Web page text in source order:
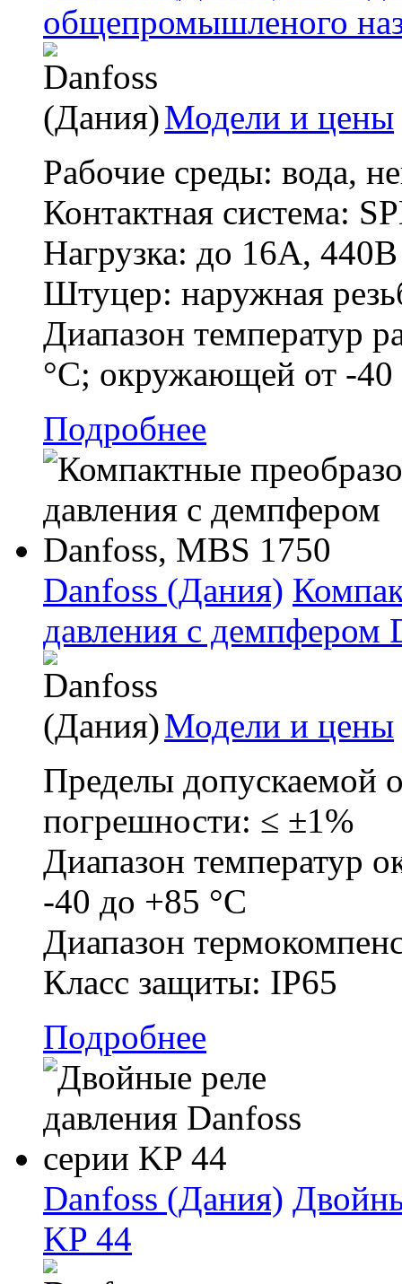
общепромышленого
Модели и цены
Рабочие среды: вода,
Контактная система:
Нагрузка: до 16А,
Штуцер: наружная
Диапазон температур
°C; окружающей от -40
Подробнее
Danfoss (Дания)
давления с демпфером
Модели и цены
Пределы допускаемой
погрешности: ≤ ±1%
Диапазон температур
-40 до +85 °C
Диапазон
Класс защиты: IP65
Подробнее
Danfoss (Дания)
KP 44